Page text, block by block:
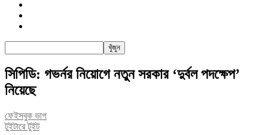
সিপিডি: গভর্নর নিয়োগে নতুন সরকার ‘দুর্বল পদক্ষেপ’
নিয়েছে
ফেইসবুক ভাগ
টুইটারে টুইট